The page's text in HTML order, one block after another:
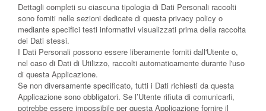
Dettagli completi su ciascuna tipologia di Dati Personali raccolti
sono forniti nelle sezioni dedicate di questa privacy policy o
mediante specifici testi informativi visualizzati prima della raccolta
dei Dati stessi.
I Dati Personali possono essere liberamente forniti dall'Utente o,
nel caso di Dati di Utilizzo, raccolti automaticamente durante l'uso
di questa Applicazione.
Se non diversamente specificato, tutti i Dati richiesti da questa
Applicazione sono obbligatori. Se l’Utente rifiuta di comunicarli,
potrebbe essere impossibile per questa Applicazione fornire il